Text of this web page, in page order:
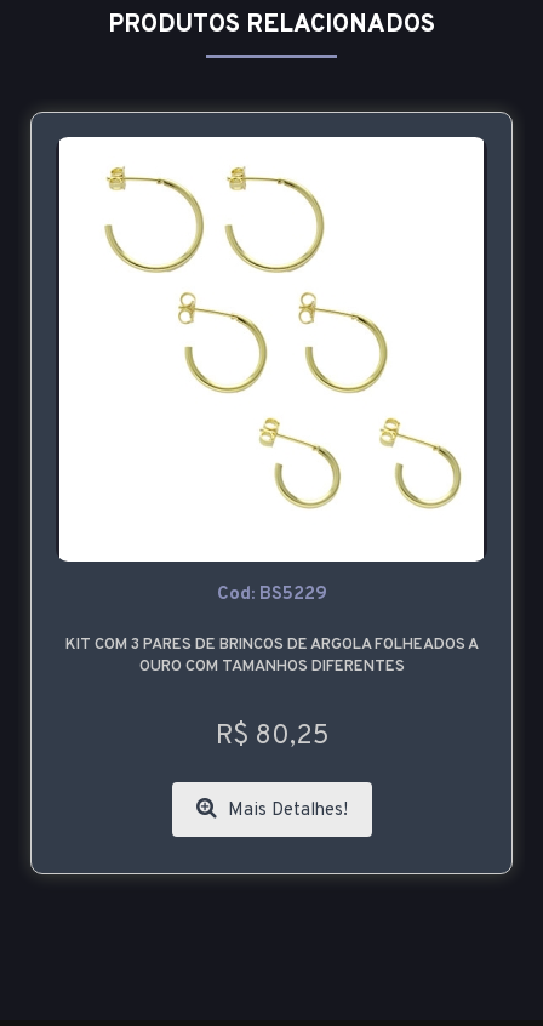
PRODUTOS RELACIONADOS
Cod: BS5229
KIT COM 3 PARES DE BRINCOS DE ARGOLA FOLHEADOS A
OURO COM TAMANHOS DIFERENTES
R$ 80,25
Mais Detalhes!